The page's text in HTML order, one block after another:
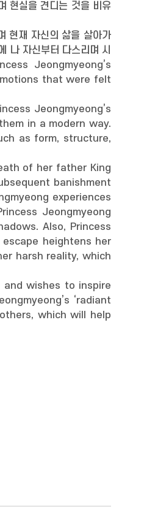
현실을 견디는 것을 비유
현재 자신의 삶을 살아가
나 자신부터 다스리며 시
Jeongmyeong’s
that were felt
Jeongmyeong’s
in a modern way.
as form, structure,
of her father King
banishment
experiences
Jeongmyeong
Also, Princess
heightens her
harsh reality, which
wishes to inspire
‘radiant
which will help